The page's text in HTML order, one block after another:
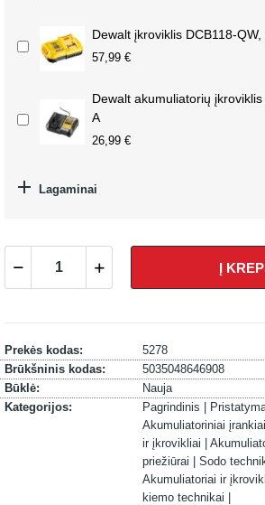
Dewalt įkroviklis DCB118-
57,99 €
Dewalt akumuliatorių
A
26,99 €
 Lagaminai
Į
Prekės kodas:
5278
Brūkšninis kodas:
5035048646908
Būklė:
Nauja
Kategorijos:
Pagrindinis |
Akumuliatoriniai
ir įkrovikliai |
priežiūrai | Sodo
Akumuliatoriai ir
kiemo technikai |